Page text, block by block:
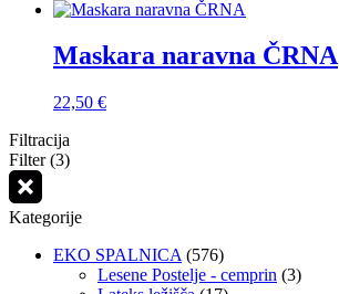
Maskara naravna ČRNA
22,50 €
Filtracija
Filter (3)
Kategorije
EKO SPALNICA (576)
Lesene Postelje - cemprin (3)